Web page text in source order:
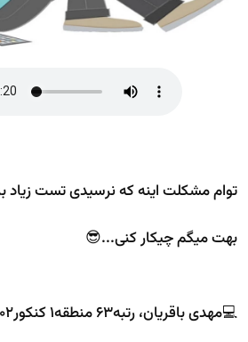
توام مشکلت اینه که نرسیدی تست زیاد
بهت میگم چیکار کنی...😎
💻مهدی باقریان، رتبه۶۳ منطقه۱ کنکور۱۴۰۲